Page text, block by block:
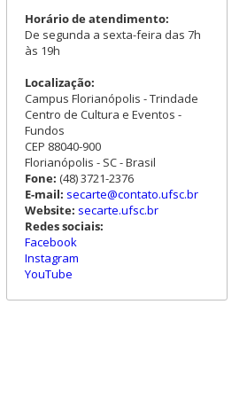
Horário de atendimento:
De segunda a sexta-feira das 7h
às 19h
Localização:
Campus Florianópolis - Trindade
Centro de Cultura e Eventos -
Fundos
CEP 88040-900
Florianópolis - SC - Brasil
Fone: (48) 3721-2376
E-mail: secarte@contato.ufsc.br
Website: secarte.ufsc.br
Redes sociais:
Facebook
Instagram
YouTube